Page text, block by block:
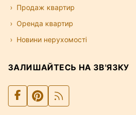
Продаж квартир
Оренда квартир
Новини нерухомості
ЗАЛИШАЙТЕСЬ НА ЗВ'ЯЗКУ